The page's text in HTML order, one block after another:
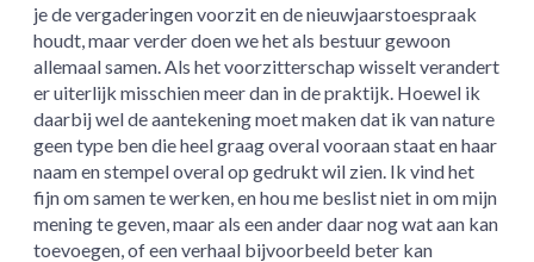
je de vergaderingen voorzit en de nieuwjaarstoespraak
houdt, maar verder doen we het als bestuur gewoon
allemaal samen. Als het voorzitterschap wisselt verandert
er uiterlijk misschien meer dan in de praktijk. Hoewel ik
daarbij wel de aantekening moet maken dat ik van nature
geen type ben die heel graag overal vooraan staat en haar
naam en stempel overal op gedrukt wil zien. Ik vind het
fijn om samen te werken, en hou me beslist niet in om mijn
mening te geven, maar als een ander daar nog wat aan kan
toevoegen, of een verhaal bijvoorbeeld beter kan